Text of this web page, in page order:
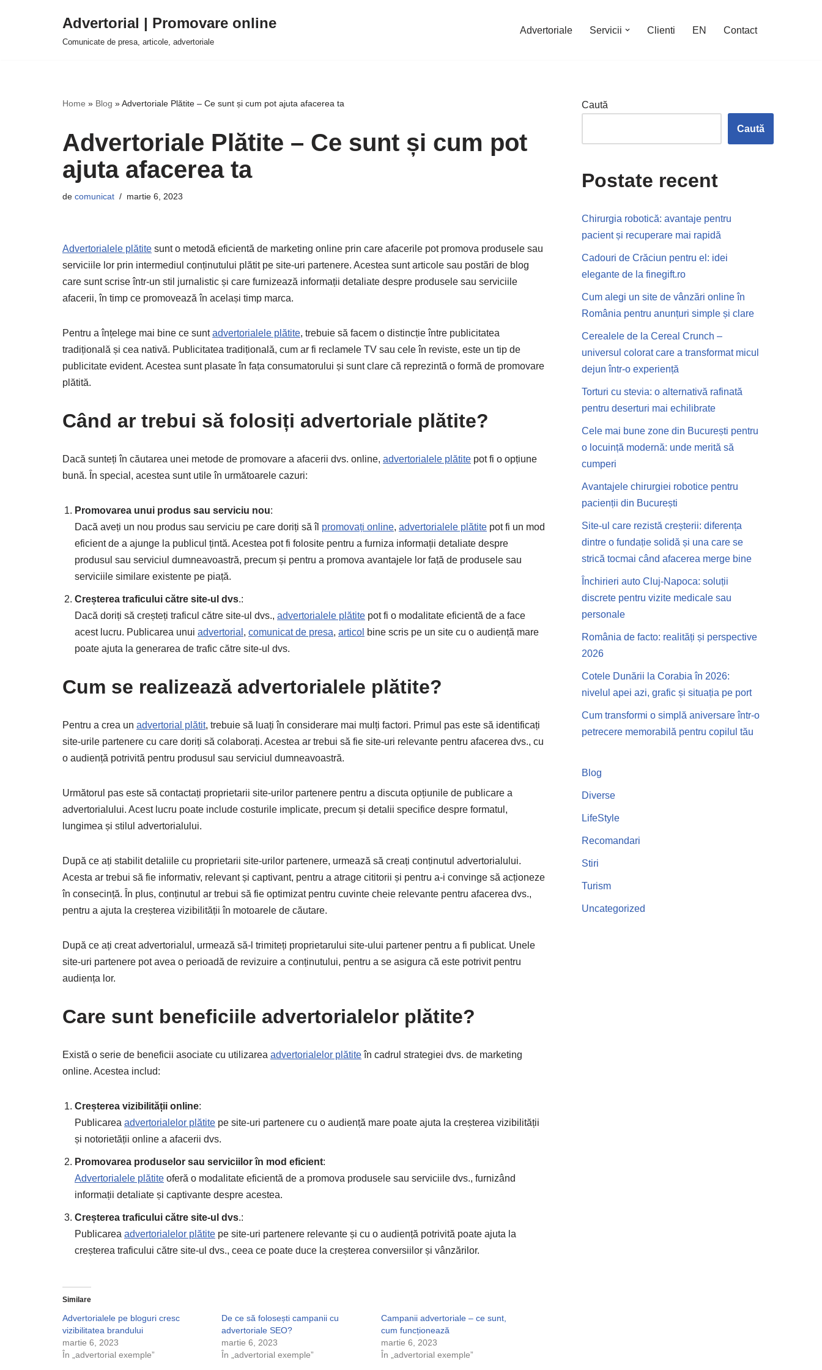
Advertorial | Promovare online
Comunicate de presa, articole, advertoriale
Advertoriale Servicii Clienti EN Contact
Home » Blog »Advertoriale Plătite – Ce sunt și cum pot ajuta afacerea ta
Advertoriale Plătite – Ce sunt și cum pot
ajuta afacerea ta
de comunicat martie 6, 2023
Advertorialele plătite sunt o metodă eficientă de marketing online prin care afacerile pot promova produsele sau
serviciile lor prin intermediul conținutului plătit pe site-uri partenere. Acestea sunt articole sau postări de blog
care sunt scrise într-un stil jurnalistic și care furnizează informații detaliate despre produsele sau serviciile
afacerii, în timp ce promovează în același timp marca.
Pentru a înțelege mai bine ce suntadvertorialele plătite, trebuie să facem o distincție între publicitatea
tradițională și cea nativă. Publicitatea tradițională, cum ar fi reclamele TV sau cele în reviste, este un tip de
publicitate evident. Acestea sunt plasate în fața consumatorului și sunt clare că reprezintă o formă de promovare
plătită.
Când ar trebui să folosiți advertoriale plătite?
Dacă sunteți în căutarea unei metode de promovare a afacerii dvs. online, advertorialele plătite pot fi o opțiune
bună. În special, acestea sunt utile în următoarele cazuri:
Promovarea unui produs sau serviciu nou:
Dacă aveți un nou produs sau serviciu pe care doriți să îl promovați online, advertorialele plătite pot fi un mod
eficient de a ajunge la publicul țintă. Acestea pot fi folosite pentru a furniza informații detaliate despre
produsul sau serviciul dumneavoastră, precum și pentru a promova avantajele lor față de produsele sau
serviciile similare existente pe piață.
Creșterea traficului către site-ul dvs.:
Dacă doriți să creșteți traficul către site-ul dvs., advertorialele plătite pot fi o modalitate eficientă de a face
acest lucru. Publicarea unui advertorial , comunicat de presa, articol bine scris pe un site cu o audiență mare
poate ajuta la generarea de trafic către site-ul dvs.
Cum se realizează advertorialele plătite?
Pentru a crea un advertorial plătit, trebuie să luați în considerare mai mulți factori. Primul pas este să identificați
site-urile partenere cu care doriți să colaborați. Acestea ar trebui să fie site-uri relevante pentru afacerea dvs., cu
o audiență potrivită pentru produsul sau serviciul dumneavoastră.
Următorul pas este să contactați proprietarii site-urilor partenere pentru a discuta opțiunile de publicare a
advertorialului. Acest lucru poate include costurile implicate, precum și detalii specifice despre formatul,
lungimea și stilul advertorialului.
După ce ați stabilit detaliile cu proprietarii site-urilor partenere, urmează să creați conținutul advertorialului.
Acesta ar trebui să fie informativ, relevant și captivant, pentru a atrage cititorii și pentru a-i convinge să acționeze
în consecință. În plus, conținutul ar trebui să fie optimizat pentru cuvinte cheie relevante pentru afacerea dvs.,
pentru a ajuta la creșterea vizibilității în motoarele de căutare.
După ce ați creat advertorialul, urmează să-l trimiteți proprietarului site-ului partener pentru a fi publicat. Unele
site-uri partenere pot avea o perioadă de revizuire a conținutului, pentru a se asigura că este potrivit pentru
audiența lor.
Care sunt beneficiile advertorialelor plătite?
Există o serie de beneficii asociate cu utilizarea advertorialelor plătiteîn cadrul strategiei dvs. de marketing
online. Acestea includ:
Creșterea vizibilității online:
Publicarea advertorialelor plătite pe site-uri partenere cu o audiență mare poate ajuta la creșterea vizibilității
și notorietății online a afacerii dvs.
Promovarea produselor sau serviciilor în mod eficient:
Advertorialele plătite oferă o modalitate eficientă de a promova produsele sau serviciile dvs., furnizând
informații detaliate și captivante despre acestea.
Creșterea traficului către site-ul dvs.:
Publicarea advertorialelor plătite pe site-uri partenere relevante și cu o audiență potrivită poate ajuta la
creșterea traficului către site-ul dvs., ceea ce poate duce la creșterea conversiilor și vânzărilor.
Similare
Advertorialele pe bloguri cresc
vizibilitatea brandului
martie 6, 2023
În „advertorial exemple”
De ce să folosești campanii cu
advertoriale SEO?
martie 6, 2023
În „advertorial exemple”
Campanii advertoriale – ce sunt,
cum funcționează
martie 6, 2023
În „advertorial exemple”
Caută
Caută
Postate recent
Chirurgia robotică: avantaje pentru
pacient și recuperare mai rapidă
Cadouri de Crăciun pentru el: idei
elegante de la finegift.ro
Cum alegi un site de vânzări online în
România pentru anunțuri simple și clare
Cerealele de la Cereal Crunch –
universul colorat care a transformat micul
dejun într-o experiență
Torturi cu stevia: o alternativă rafinată
pentru deserturi mai echilibrate
Cele mai bune zone din București pentru
o locuință modernă: unde merită să
cumperi
Avantajele chirurgiei robotice pentru
pacienții din București
Site-ul care rezistă creșterii: diferența
dintre o fundație solidă și una care se
strică tocmai când afacerea merge bine
Închirieri auto Cluj-Napoca: soluții
discrete pentru vizite medicale sau
personale
România de facto: realități și perspective
2026
Cotele Dunării la Corabia în 2026:
nivelul apei azi, grafic și situația pe port
Cum transformi o simplă aniversare într-o
petrecere memorabilă pentru copilul tău
Blog
Diverse
LifeStyle
Recomandari
Stiri
Turism
Uncategorized